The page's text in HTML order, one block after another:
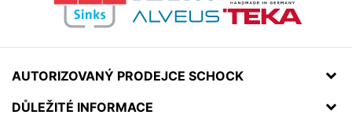
AUTORIZOVANÝ PRODEJCE SCHOCK
DŮLEŽITÉ INFORMACE